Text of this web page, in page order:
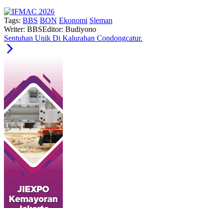
Tags: BBS BON Ekonomi Sleman
Writer: BBSEditor: Budiyono
Sentuhan Unik Di Kalurahan Condongcatur.